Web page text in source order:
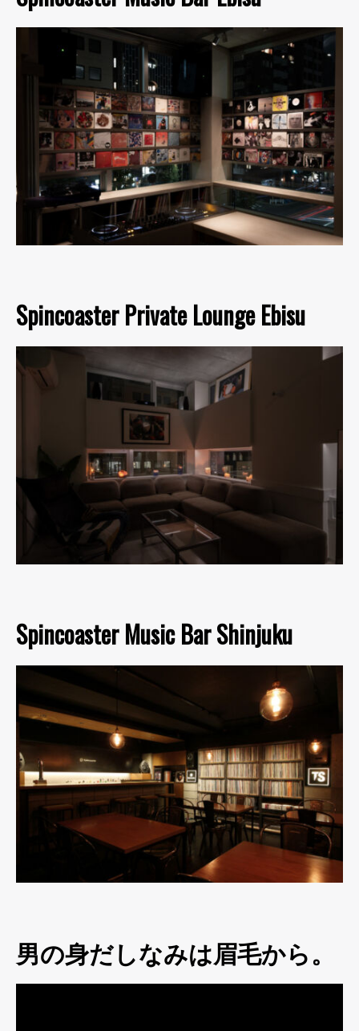
Spincoaster Private Lounge Ebisu
Spincoaster Music Bar Shinjuku
男の身だしなみは眉毛から。